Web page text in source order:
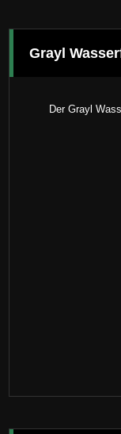
Grayl
Der Grayl